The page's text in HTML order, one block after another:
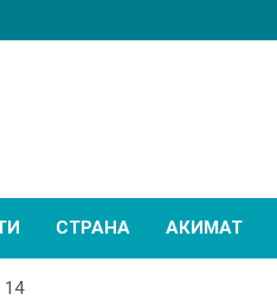
СТРАНА АКИМАТ
14